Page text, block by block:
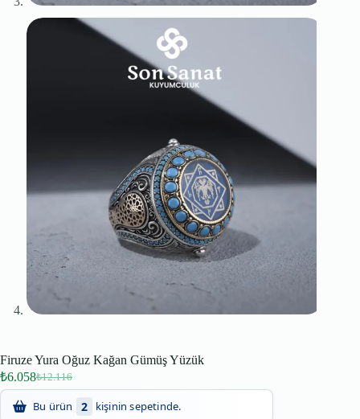
Firuze Yura Oğuz Kağan Gümüş Yüzük
₺12.116
₺6.058
Bu ürün 2 kişinin sepetinde.
Son 24 saatte 58 kişi inceledi!